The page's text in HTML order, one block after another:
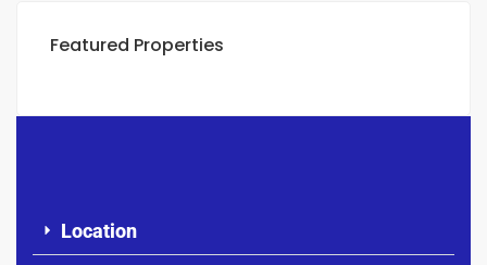
Featured Properties
Location